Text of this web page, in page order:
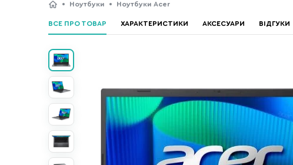
Ноутбуки Ноутбуки Acer
ВСЕ ПРО ТОВАР ХАРАКТЕРИСТИКИ АКСЕСУАРИ ВІДГУКИ